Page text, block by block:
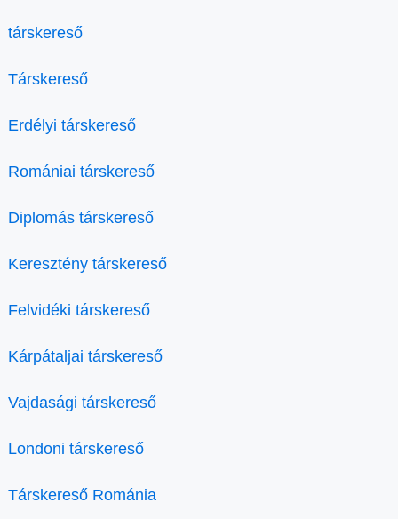
társkereső
Társkereső
Erdélyi társkereső
Romániai társkereső
Diplomás társkereső
Keresztény társkereső
Felvidéki társkereső
Kárpátaljai társkereső
Vajdasági társkereső
Londoni társkereső
Társkereső Románia